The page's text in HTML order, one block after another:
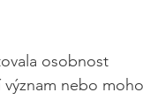
osobnost
nebo